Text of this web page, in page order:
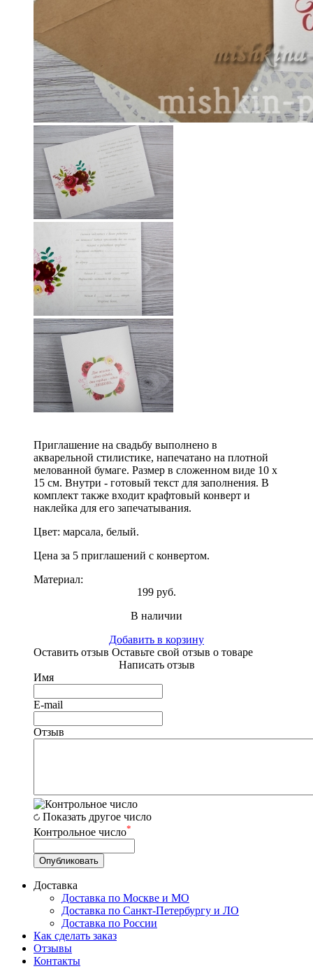
Приглашение на свадьбу выполнено в
акварельной стилистике, напечатано на плотной
мелованной бумаге. Размер в сложенном виде 10 х
15 см. Внутри - готовый текст для заполнения. В
комплект также входит крафтовый конверт и
наклейка для его запечатывания.
Цвет: марсала, белый.
Цена за 5 приглашений с конвертом.
Материал:
199 руб.
В наличии
Добавить в корзину
Оставить отзыв Оставьте свой отзыв о товаре
Написать отзыв
Имя
E-mail
Отзыв
Показать другое число
Контрольное число*
Доставка
Доставка по Москве и МО
Доставка по Санкт-Петербургу и ЛО
Доставка по России
Как сделать заказ
Отзывы
Контакты